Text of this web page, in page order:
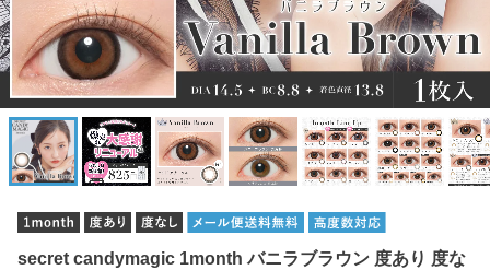
secret candymagic 1month バニラブラウン 度あり 度な